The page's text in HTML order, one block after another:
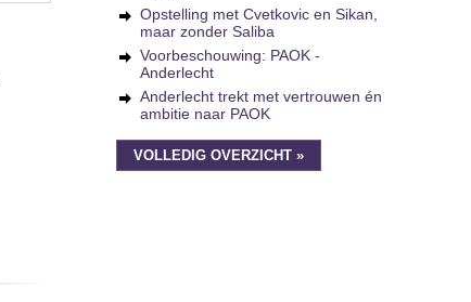
Opstelling met Cvetkovic en Sikan,
maar zonder Saliba
Voorbeschouwing: PAOK -
Anderlecht
Anderlecht trekt met vertrouwen én
ambitie naar PAOK
VOLLEDIG OVERZICHT »